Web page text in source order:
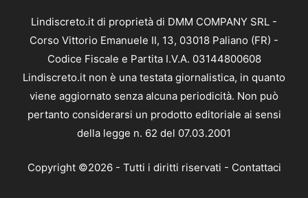
Lindiscreto.it di proprietà di DMM COMPANY SRL -
Corso Vittorio Emanuele II, 13, 03018 Paliano (FR) -
Codice Fiscale e Partita I.V.A. 03144800608
Lindiscreto.it non è una testata giornalistica, in quanto
viene aggiornato senza alcuna periodicità. Non può
pertanto considerarsi un prodotto editoriale ai sensi
della legge n. 62 del 07.03.2001
Copyright ©2026 - Tutti i diritti riservati - Contattaci